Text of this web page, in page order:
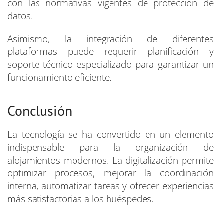
con las normativas vigentes de protección de
datos.
Asimismo, la integración de diferentes
plataformas puede requerir planificación y
soporte técnico especializado para garantizar un
funcionamiento eficiente.
Conclusión
La tecnología se ha convertido en un elemento
indispensable para la organización de
alojamientos modernos. La digitalización permite
optimizar procesos, mejorar la coordinación
interna, automatizar tareas y ofrecer experiencias
más satisfactorias a los huéspedes.